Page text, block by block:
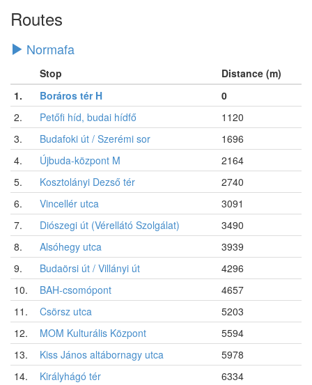
Routes
Normafa
Stop
Distance (m)
1.
Boráros tér H
0
2.
Petőfi híd, budai hídfő
1120
3.
Budafoki út / Szerémi sor
1696
4.
Újbuda-központ M
2164
5.
Kosztolányi Dezső tér
2740
6.
Vincellér utca
3091
7.
Diószegi út (Vérellátó Szolgálat)
3490
8.
Alsóhegy utca
3939
9.
Budaörsi út / Villányi út
4296
10.
BAH-csomópont
4657
11.
Csörsz utca
5203
12.
MOM Kulturális Központ
5594
13.
Kiss János altábornagy utca
5978
14.
Királyhágó tér
6334